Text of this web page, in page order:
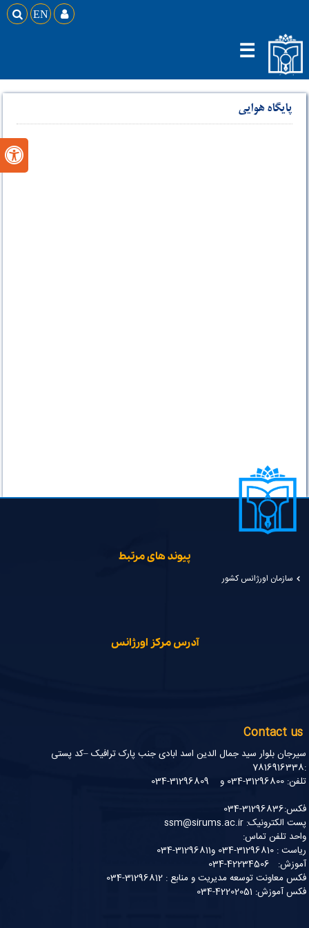
 EN 
☰
پایگاه هوایی
پیوند های مرتبط
سازمان اورژانس کشور
آدرس مرکز اورژانس
Contact us
سیرجان بلوار سید جمال الدین اسد ابادی جنب پارک ترافیک –کد پستی
:7816916338
تلفن: 31296800-034 و 31296809-034
فکس:31296836-034
پست الکترونیک: ssm@sirums.ac.ir
واحد تلفن تماس:
ریاست : 31296810-034 و31296811-034
آموزش: 42234506-034
فکس معاونت توسعه مدیریت و منابع : 31296812-034
فکس آموزش: 42202051-034
